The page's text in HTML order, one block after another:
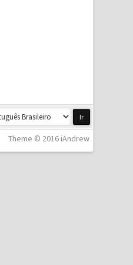
Theme © 2016 iAndrew